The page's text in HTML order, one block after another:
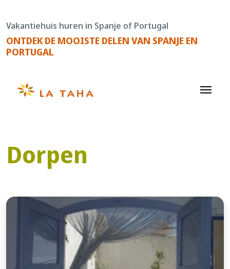
de
content
Vakantiehuis huren in Spanje of Portugal
ONTDEK DE MOOISTE DELEN VAN SPANJE EN
PORTUGAL
Dorpen